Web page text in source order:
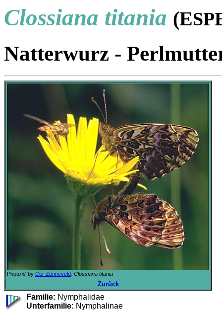
Clossiana titania (E
Natterwurz -
Photo © by Cor Zonneveld . Clossiana titania
Zurück
Familie: Nymphalidae
Unterfamilie: Nymphalinae